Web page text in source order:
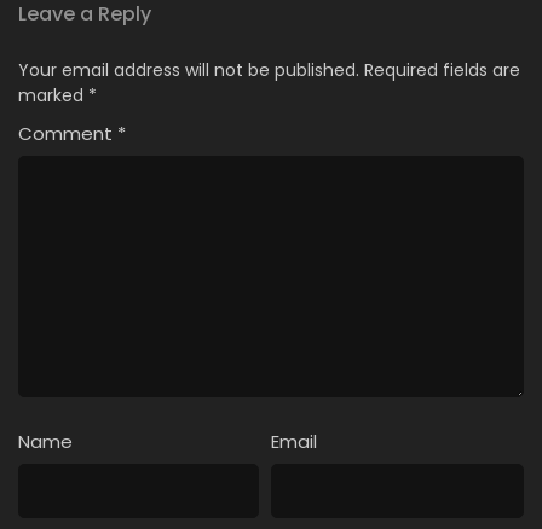
Leave a Reply
Your email address will not be published. Required fields are
marked *
Comment *
Name Email